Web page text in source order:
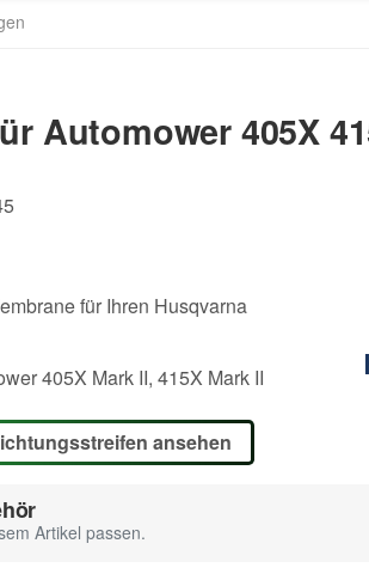
Automower 405X
für Ihren Husqvarna
405X Mark II, 415X Mark II
ansehen
Artikel passen.